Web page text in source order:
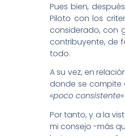
Pues bien,
Piloto con los
considerado, con
contribuyente, de
todo.
A su vez, en
donde se compite
«poco consistente
Por tanto, y a la
mi consejo -más